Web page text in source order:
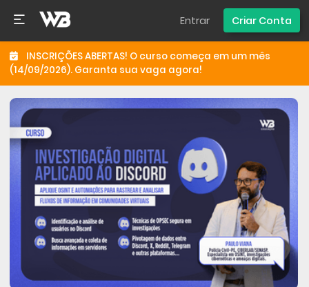
Entrar Criar Conta
INSCRIÇÕES ABERTAS! O curso começa em um mês
(14/09/2026). Garanta sua vaga agora!